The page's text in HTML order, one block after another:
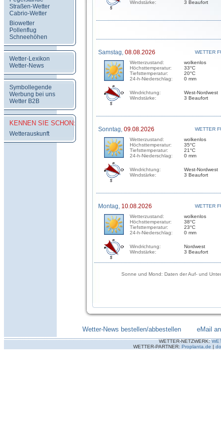
Straßen-Wetter
Cabrio-Wetter
Biowetter
Pollenflug
Schneehöhen
Wetter-Lexikon
Wetter-News
Symbollegende
Werbung bei uns
Wetter B2B
KENNEN SIE SCHON:
Wetterauskunft
Windstärke: 3 Beaufort
Samstag, 08.08.2026
WETTER
Wetterzustand:
Höchsttemperatur:
Tiefsttemperatur:
24-h-Niederschlag:
wolkenlos
33°C
20°C
0 mm
Windrichtung:
Windstärke:
West-Nordwest
3 Beaufort
Sonntag, 09.08.2026
WETTER
Wetterzustand:
Höchsttemperatur:
Tiefsttemperatur:
24-h-Niederschlag:
wolkenlos
35°C
21°C
0 mm
Windrichtung:
Windstärke:
West-Nordwest
3 Beaufort
Montag, 10.08.2026
WETTER
Wetterzustand:
Höchsttemperatur:
Tiefsttemperatur:
24-h-Niederschlag:
wolkenlos
38°C
23°C
0 mm
Windrichtung:
Windstärke:
Nordwest
3 Beaufort
Sonne und Mond: Daten der Auf- und
Wetter-News bestellen/abbestellen eMail
WETTER-NETZWERK:
WETTER-PARTNER: Proplanta.de |